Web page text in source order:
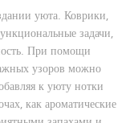
уюта. Коврики,
задачи,
При помощи
узоров можно
к уюту нотки
как ароматические